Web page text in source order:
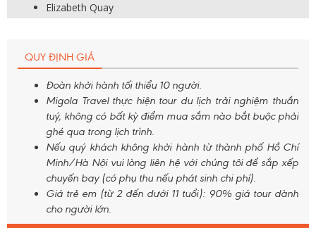
Elizabeth Quay
QUY ĐỊNH GIÁ
Đoàn khởi hành tối thiểu 10 người.
Migola Travel thực hiện tour du lịch trải nghiệm thuần
tuý, không có bất kỳ điểm mua sắm nào bắt buộc phải
ghé qua trong lịch trình.
Nếu quý khách không khởi hành từ thành phố Hồ Chí
Minh/Hà Nội vui lòng liên hệ với chúng tôi để sắp xếp
chuyến bay (có phụ thu nếu phát sinh chi phí).
Giá trẻ em (từ 2 đến dưới 11 tuổi): 90% giá tour dành
cho người lớn.